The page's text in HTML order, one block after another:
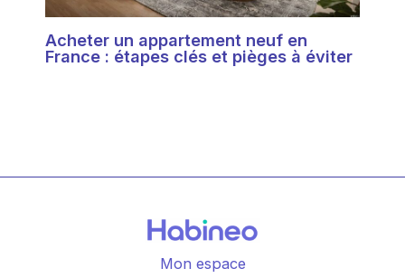
Acheter un appartement neuf en
France : étapes clés et pièges à éviter
Mon espace